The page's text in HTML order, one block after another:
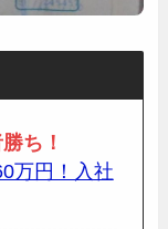
ち！
万円！入社